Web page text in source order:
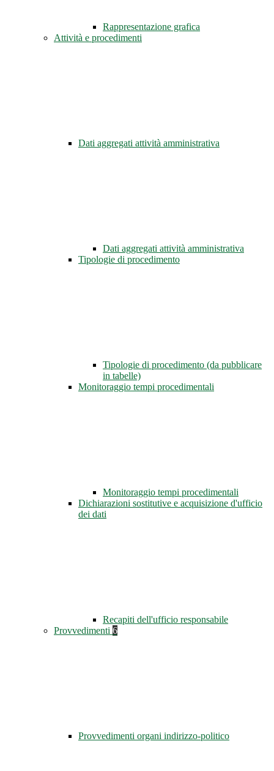
Rappresentazione grafica
Attività e procedimenti
Dati aggregati attività amministrativa
Dati aggregati attività amministrativa
Tipologie di procedimento
Tipologie di procedimento (da pubblicare
in tabelle)
Monitoraggio tempi procedimentali
Monitoraggio tempi procedimentali
Dichiarazioni sostitutive e acquisizione d'ufficio
dei dati
Recapiti dell'ufficio responsabile
Provvedimenti 6
Provvedimenti organi indirizzo-politico